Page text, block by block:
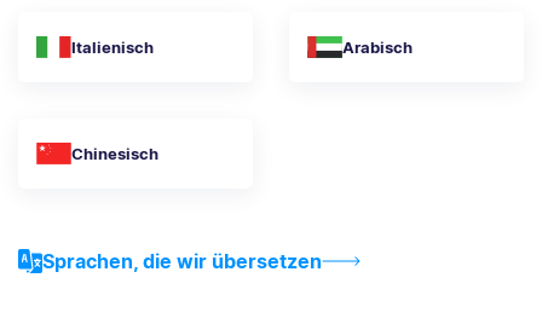
Italienisch Arabisch
Chinesisch
Sprachen, die wir übersetzen